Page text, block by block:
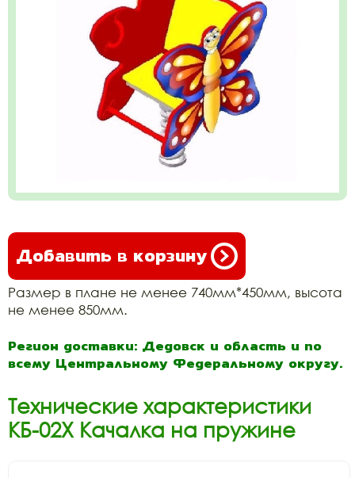
Добавить в корзину
Размер в плане не менее 740мм*450мм, высота
не менее 850мм.
Регион доставки: Дедовск и область и по
всему Центральному Федеральному округу.
Технические характеристики
КБ-02Х Качалка на пружине